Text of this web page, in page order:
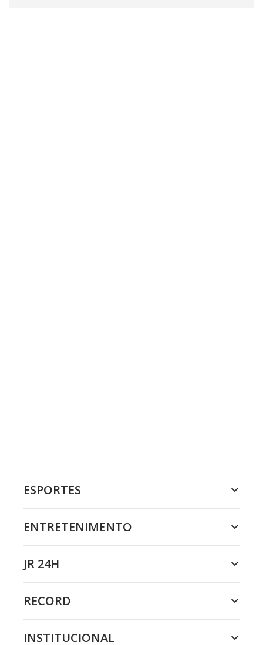
ESPORTES
ENTRETENIMENTO
JR 24H
RECORD
INSTITUCIONAL